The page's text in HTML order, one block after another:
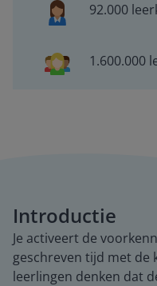
92.000
1.600.000
Introductie
Je activeert de
geschreven tijd met de
leerlingen denken dat